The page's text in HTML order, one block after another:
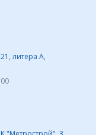
литера А,